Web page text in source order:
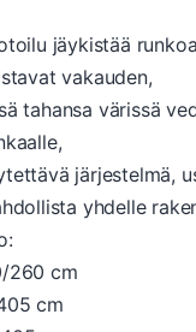
jäykistää
vakauden,
tahansa värissä
järjestelmä,
yhdelle
260 cm
cm